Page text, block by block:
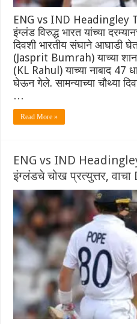
ENG vs IND Headingley
इंग्लंड विरुद्ध भारत यांच्या
दिवशी भारतीय संघाने आघाडी
(Jasprit Bumrah) याच्या
(KL Rahul) याच्या नाबाद 47
घेऊन गेले. सामन्याच्या चौथ्या
…
Read More »
ENG vs IND
इंग्लंडचे चोख प्रत्युत्तर, वाचा